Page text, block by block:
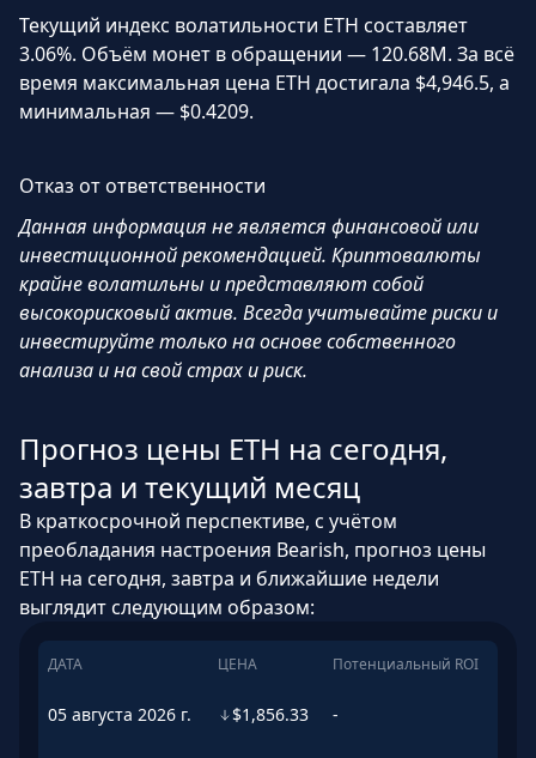
Текущий индекс волатильности ETH составляет
3.06%. Объём монет в обращении — 120.68M. За всё
время максимальная цена ETH достигала $4,946.5, а
минимальная — $0.4209.
Отказ от ответственности
Данная информация не является финансовой или
инвестиционной рекомендацией. Криптовалюты
крайне волатильны и представляют собой
высокорисковый актив. Всегда учитывайте риски и
инвестируйте только на основе собственного
анализа и на свой страх и риск.
Прогноз цены ETH на сегодня,
завтра и текущий месяц
В краткосрочной перспективе, с учётом
преобладания настроения Bearish, прогноз цены
ETH на сегодня, завтра и ближайшие недели
выглядит следующим образом:
ДАТА ЦЕНА Потенциальный ROI
05 августа 2026 г. $1,856.33 -